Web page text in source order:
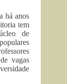
há anos
tem
de
vagas